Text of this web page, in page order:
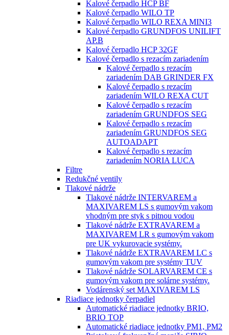
Kalové čerpadlo HCP BF
Kalové čerpadlo WILO TP
Kalové čerpadlo WILO REXA MINI3
Kalové čerpadlo GRUNDFOS UNILIFT
AP.B
Kalové čerpadlo HCP 32GF
Kalové čerpadlo s rezacím zariadením
Kalové čerpadlo s rezacím
zariadením DAB GRINDER FX
Kalové čerpadlo s rezacím
zariadením WILO REXA CUT
Kalové čerpadlo s rezacím
zariadením GRUNDFOS SEG
Kalové čerpadlo s rezacím
zariadením GRUNDFOS SEG
AUTOADAPT
Kalové čerpadlo s rezacím
zariadením NORIA LUCA
Filtre
Redukčné ventily
Tlakové nádrže
Tlakové nádrže INTERVAREM a
MAXIVAREM LS s gumovým vakom
vhodným pre styk s pitnou vodou
Tlakové nádrže EXTRAVAREM a
MAXIVAREM LR s gumovým vakom
pre UK vykurovacie systémy.
Tlakové nádrže EXTRAVAREM LC s
gumovým vakom pre systémy TUV
Tlakové nádrže SOLARVAREM CE s
gumovým vakom pre solárne systémy.
Vodárenský set MAXIVAREM LS
Riadiace jednotky čerpadiel
Automatické riadiace jednotky BRIO,
BRIO TOP
Automatické riadiace jednotky PM1, PM2